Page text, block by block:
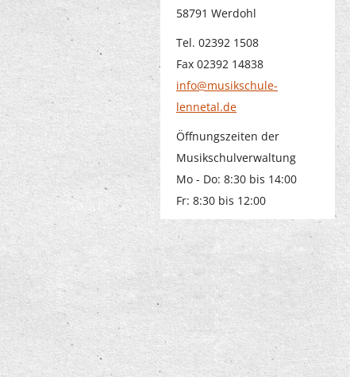
58791 Werdohl
Tel. 02392 1508
Fax 02392 14838
info@musikschule-
lennetal.de
Öffnungszeiten der
Musikschulverwaltung
Mo - Do: 8:30 bis 14:00
Fr: 8:30 bis 12:00